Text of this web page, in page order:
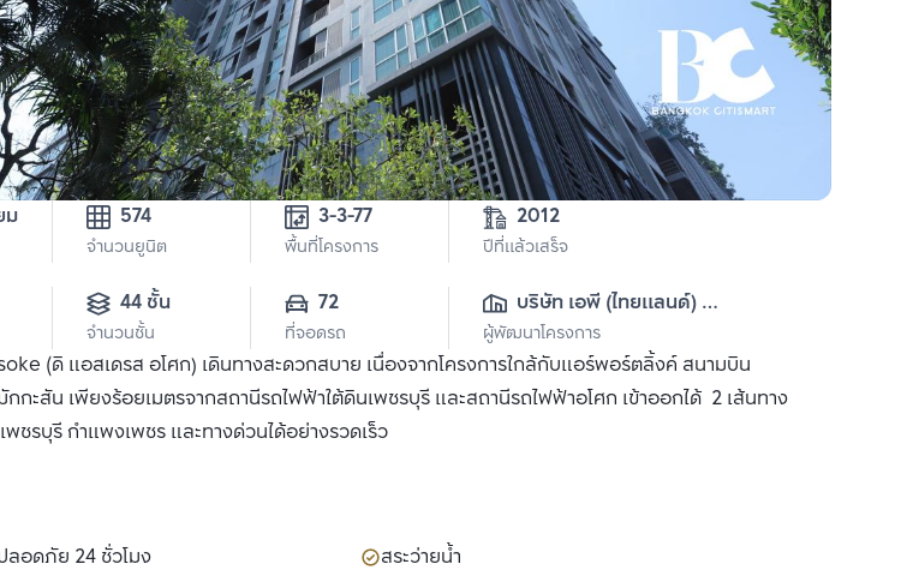
ม 574
จำนวนยูนิต พื้นที่โครงการ
2012
ปีที่แล้วเสร็จ
44 ชั้น
จำนวนชั้น
72
ที่จอดรถ
บริษัท เอพี (ไทยแลนด์)
จำกัด(มหาชน)
ผู้พัฒนาโครงการ
(ดิ แอสเดรส อโศก) เดินทางสะดวกสบาย เนื่องจากโครงการใกล้กับแอร์พอร์ตลิ้งค์ สนามบิน
ะสัน เพียงร้อยเมตรจากสถานีรถไฟฟ้าใต้ดินเพชรบุรี และสถานีรถไฟฟ้าอโศก เข้าออกได้ 2 เส้นทาง
พชรบุรี กำแพงเพชร และทางด่วนได้อย่างรวดเร็ว
ลอดภัย 24 ชั่วโมง
สระว่ายน้ำ